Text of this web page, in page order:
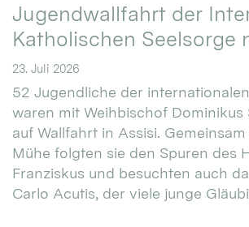
Jugendwallfahrt der
Katholischen Seelsorge
23. Juli 2026
52 Jugendliche der
waren mit Weihbischof Dominikus
auf Wallfahrt in Assisi.
Mühe folgten sie den Spuren des
Franziskus und besuchten auch
Carlo Acutis, der viele junge